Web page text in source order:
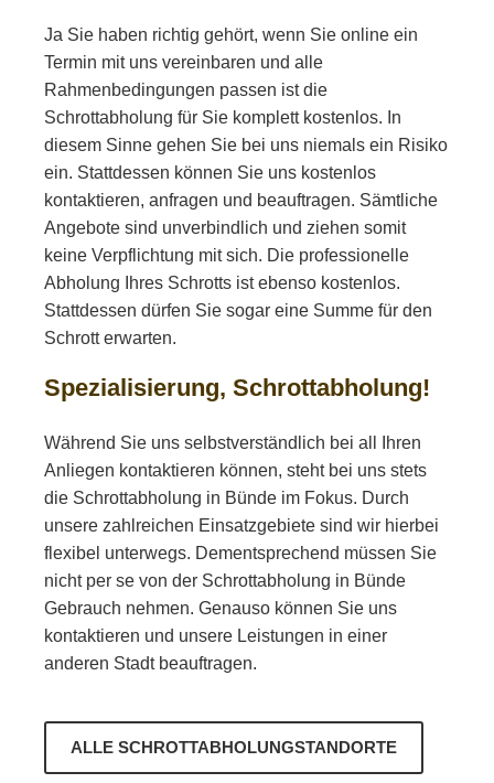
Ja Sie haben richtig gehört, wenn Sie online ein
Termin mit uns vereinbaren und alle
Rahmenbedingungen passen ist die
Schrottabholung für Sie komplett kostenlos. In
diesem Sinne gehen Sie bei uns niemals ein Risiko
ein. Stattdessen können Sie uns kostenlos
kontaktieren, anfragen und beauftragen. Sämtliche
Angebote sind unverbindlich und ziehen somit
keine Verpflichtung mit sich. Die professionelle
Abholung Ihres Schrotts ist ebenso kostenlos.
Stattdessen dürfen Sie sogar eine Summe für den
Schrott erwarten.
Spezialisierung, Schrottabholung!
Während Sie uns selbstverständlich bei all Ihren
Anliegen kontaktieren können, steht bei uns stets
die Schrottabholung in Bünde im Fokus. Durch
unsere zahlreichen Einsatzgebiete sind wir hierbei
flexibel unterwegs. Dementsprechend müssen Sie
nicht per se von der Schrottabholung in Bünde
Gebrauch nehmen. Genauso können Sie uns
kontaktieren und unsere Leistungen in einer
anderen Stadt beauftragen.
ALLE SCHROTTABHOLUNGSTANDORTE